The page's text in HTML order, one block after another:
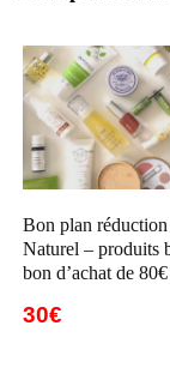
Bon plan
Naturel – produits
bon d’achat de 80€
30€